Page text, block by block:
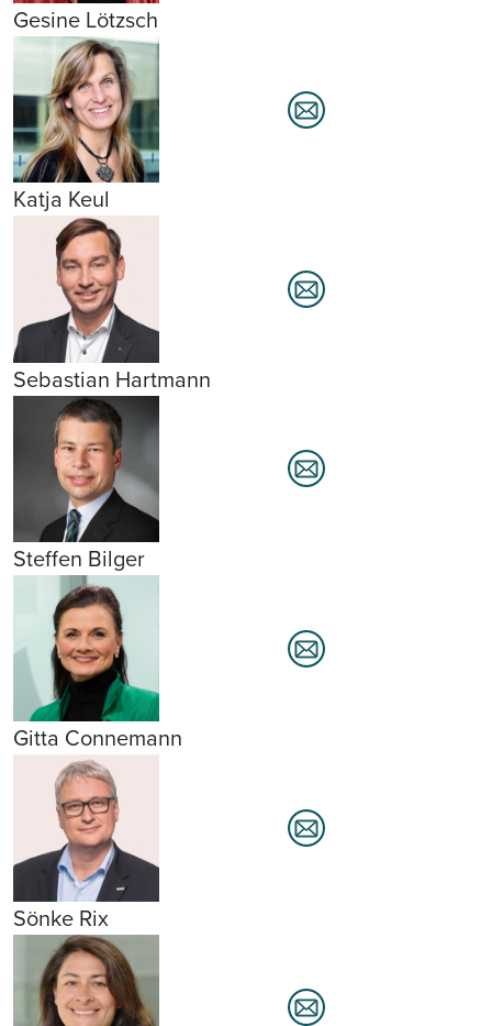
Gesine Lötzsch
Katja Keul
Sebastian Hartmann
Steffen Bilger
Gitta Connemann
Sönke Rix